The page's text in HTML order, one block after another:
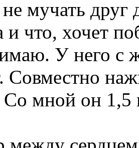
мучать друг
и что, хочет
У него с
Совместно
Со мной он 1,5